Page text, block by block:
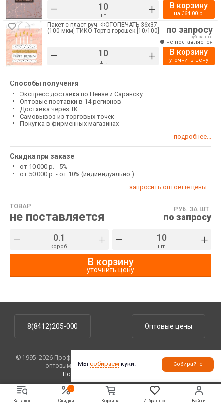
– шт. + В корзину
на 364.00р.
Пакет с пласт.руч. ФОТОПЕЧАТЬ 36х37
(100 мкм) ТИКО Торт в горошек [10/100]
– шт. +
по запросу
руб. за шт.
не поставляется
В корзину
уточнить цену
Способы получения
Экспресс доставка по Пензе и Саранску
Оптовые поставки в 14 регионов
Доставка через ТК
Самовывоз из торговых точек
Покупка в фирменных магазинах
подробнее...
Скидка при заказе
от 10 000 р. - 5%
от 50 000 р. - от 10% (индивидуально )
запросить оптовые цены...
ТОВАР
не поставляется
РУБ. ЗА ШТ.
по запросу
– короб. + – шт. +
В корзину
уточнить цену
8(8412)205-000 Оптовые цены
© 1995–2026 ПрофУпаковка. На сайте указаны розничные цены,
оптовым клиентам предоставляются скидки.
Политика конфиденциальности
Каталог
!
Скидки Корзина Избранное Войти
Мы собираем куки. Собирайте